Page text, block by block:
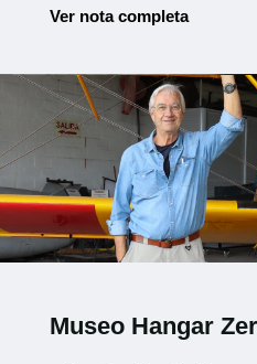
Ver nota completa
Museo Hangar